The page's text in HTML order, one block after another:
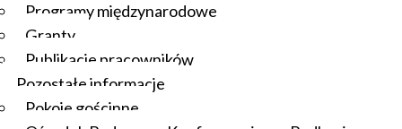
Programy międzynarodowe
Granty
Publikacje pracowników
Pozostałe informacje
Pokoje gościnne